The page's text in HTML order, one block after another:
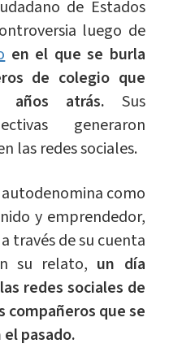
de Estados
luego de
en el que se burla
de colegio que
años atrás. Sus
generaron
las redes sociales.
autodenomina como
y emprendedor,
través de su cuenta
su relato, un día
redes sociales de
compañeros que se
pasado.